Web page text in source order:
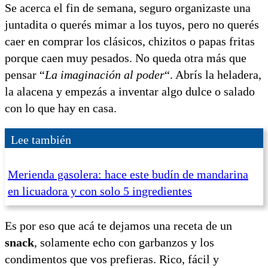
Se acerca el fin de semana, seguro organizaste una
juntadita o querés mimar a los tuyos, pero no querés
caer en comprar los clásicos, chizitos o papas fritas
porque caen muy pesados. No queda otra más que
pensar “La imaginación al poder“. Abrís la heladera,
la alacena y empezás a inventar algo dulce o salado
con lo que hay en casa.
Lee también
Merienda gasolera: hace este budín de mandarina
en licuadora y con solo 5 ingredientes
Es por eso que acá te dejamos una receta de un
snack, solamente echo con garbanzos y los
condimentos que vos prefieras. Rico, fácil y